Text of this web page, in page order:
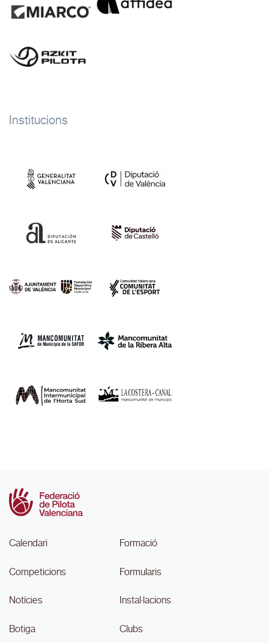
Institucions
Calendari
Competicions
Notícies
Botiga
Formació
Formularis
Instal·lacions
Clubs